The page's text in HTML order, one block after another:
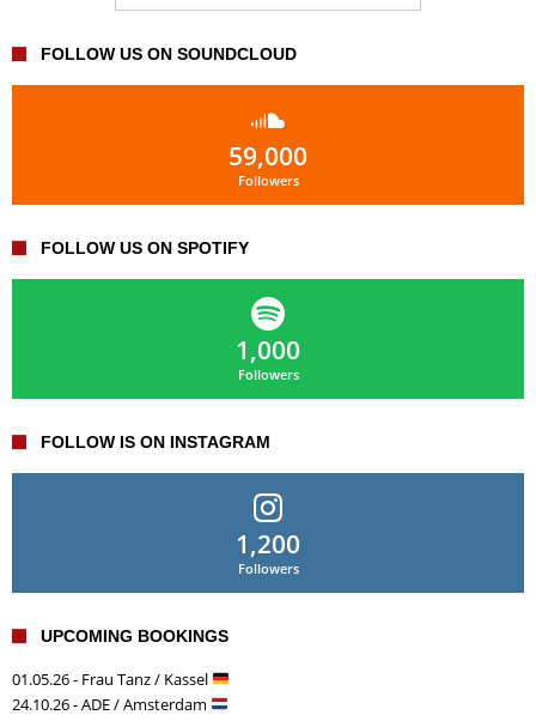
FOLLOW US ON SOUNDCLOUD
59,000
Followers
FOLLOW US ON SPOTIFY
1,000
Followers
FOLLOW IS ON INSTAGRAM
1,200
Followers
UPCOMING BOOKINGS
01.05.26 - Frau Tanz / Kassel
24.10.26 - ADE / Amsterdam